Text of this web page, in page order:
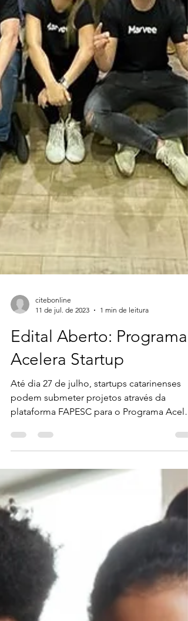
citebonline
11 de jul. de 2023
1 min de leitura
Edital Aberto: Programa
Acelera Startup
Até dia 27 de julho, startups catarinenses
podem submeter projetos através da
plataforma FAPESC para o Programa
Startup. Nesta 3a...